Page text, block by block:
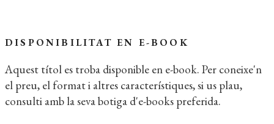
DISPONIBILITAT EN E-BOOK
Aquest títol es troba disponible en e-book. Per coneixe'n
el preu, el format i altres característiques, si us plau,
consulti amb la seva botiga d'e-books preferida.